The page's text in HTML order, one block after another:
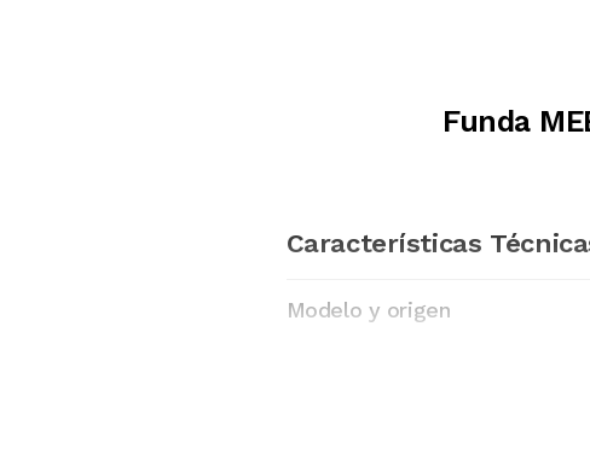
Funda
Características
Modelo y origen